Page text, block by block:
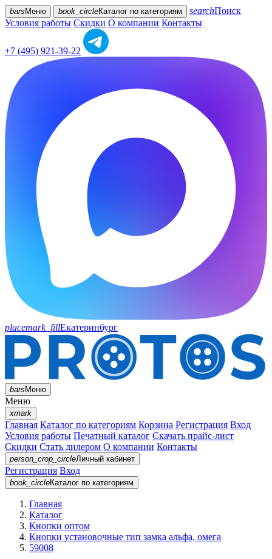
bars Меню book_circleКаталог по категориям searchПоиск
Условия работы Скидки О компании Контакты
+7 (495) 921-39-22
placemark_fillЕкатеринбург
barsМеню
Меню
xmark
Главная Каталог по категориям Корзина Регистрация Вход
Условия работы Печатный каталог Скачать прайс-лист
Скидки Стать дилером О компании Контакты
person_crop_circleЛичный кабинет
Регистрация Вход
book_circleКаталог по категориям
Главная
Каталог
Кнопки оптом
Кнопки установочные тип замка альфа, омега
59008